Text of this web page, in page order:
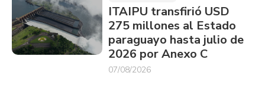
ITAIPU transfirió USD
275 millones al Estado
paraguayo hasta julio de
2026 por Anexo C
07/08/2026